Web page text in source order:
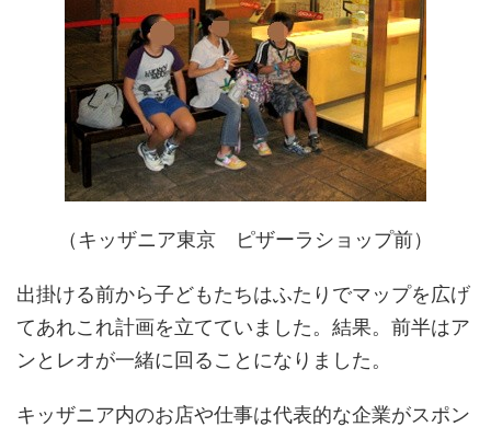
（キッザニア東京 ピザーラショップ前）
出掛ける前から子どもたちはふたりでマップを広げ
てあれこれ計画を立てていました。結果。前半はア
ンとレオが一緒に回ることになりました。
キッザニア内のお店や仕事は代表的な企業がスポン